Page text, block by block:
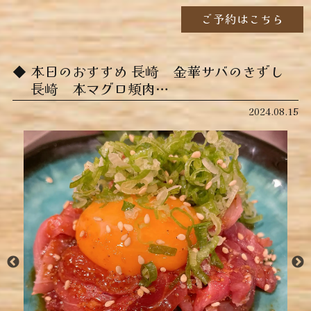
ご予約はこちら
本日のおすすめ ︎長崎 金華サバのきずし ︎
長崎 本マグロ頬肉…
2024.08.15